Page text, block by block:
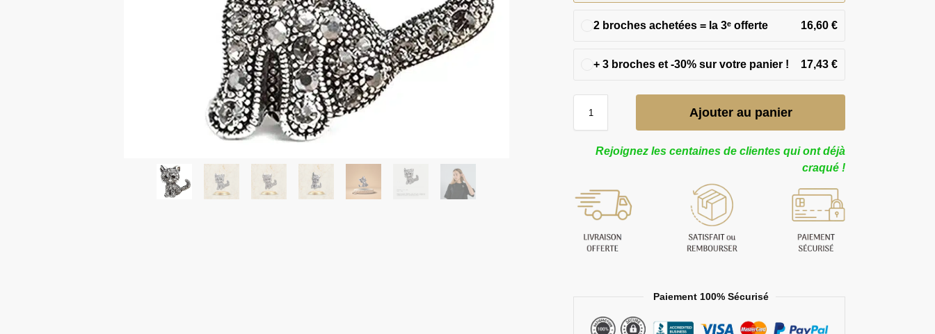
2 broches achetées = la 3ᵉ offerte 16,60€
17,43€
Ajouter au panier
Rejoignez les centaines de clientes qui ont déjà
craqué !
Paiement 100% Sécurisé